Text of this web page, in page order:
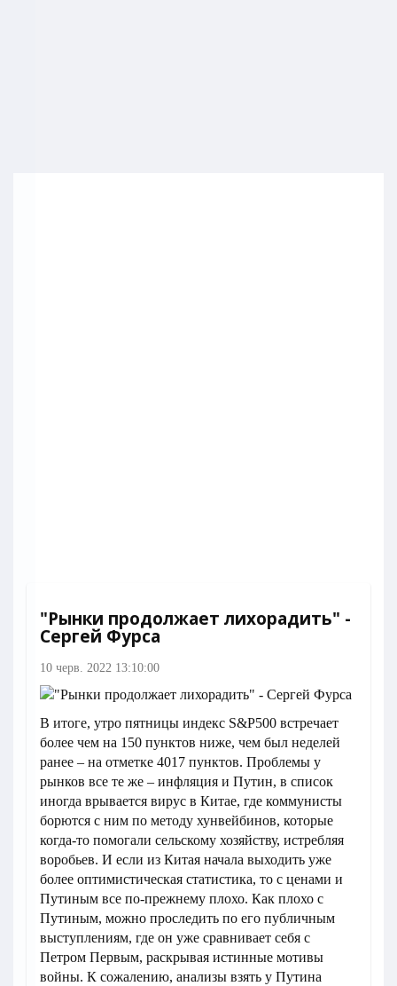
"Рынки продолжает лихорадить" -
Сергей Фурса
10 черв. 2022 13:10:00
В итоге, утро пятницы индекс S&P500 встречает
более чем на 150 пунктов ниже, чем был неделей
ранее – на отметке 4017 пунктов. Проблемы у
рынков все те же – инфляция и Путин, в список
иногда врывается вирус в Китае, где коммунисты
борются с ним по методу хунвейбинов, которые
когда-то помогали сельскому хозяйству, истребляя
воробьев. И если из Китая начала выходить уже
более оптимистическая статистика, то с ценами и
Путиным все по-прежнему плохо. Как плохо с
Путиным, можно проследить по его публичным
выступлениям, где он уже сравнивает себя с
Петром Первым, раскрывая истинные мотивы
войны. К сожалению, анализы взять у Путина